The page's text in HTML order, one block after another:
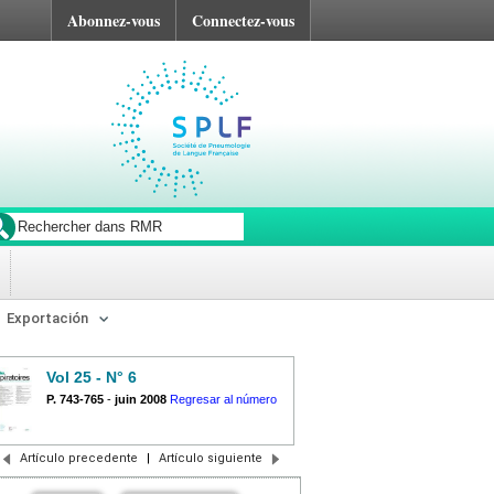
Abonnez-vous Connectez-vous
Exportación
Vol 25 - N° 6
P. 743-765 - juin 2008 Regresar al número
Artículo precedente | Artículo siguiente